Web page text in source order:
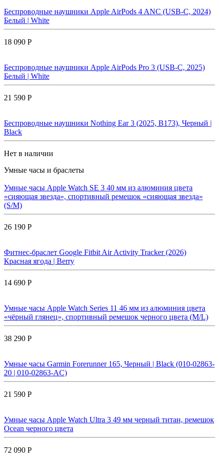
Беспроводные наушники Apple AirPods 4 ANC (USB-C, 2024)
Белый | White
18 090 Р
Беспроводные наушники Apple AirPods Pro 3 (USB-C, 2025)
Белый | White
21 590 Р
Беспроводные наушники Nothing Ear 3 (2025, B173), Черный |
Black
Нет в наличии
Умные часы и браслеты
Умные часы Apple Watch SE 3 40 мм из алюминия цвета
«сияющая звезда», спортивный ремешок «сияющая звезда»
(S/M)
26 190 Р
Фитнес-браслет Google Fitbit Air Activity Tracker (2026)
Красная ягода | Berry
14 690 Р
Умные часы Apple Watch Series 11 46 мм из алюминия цвета
«чёрный глянец», спортивный ремешок черного цвета (M/L)
38 290 Р
Умные часы Garmin Forerunner 165, Черный | Black (010-02863-
20 | 010-02863-AC)
21 590 Р
Умные часы Apple Watch Ultra 3 49 мм черный титан, ремешок
Ocean черного цвета
72 090 Р